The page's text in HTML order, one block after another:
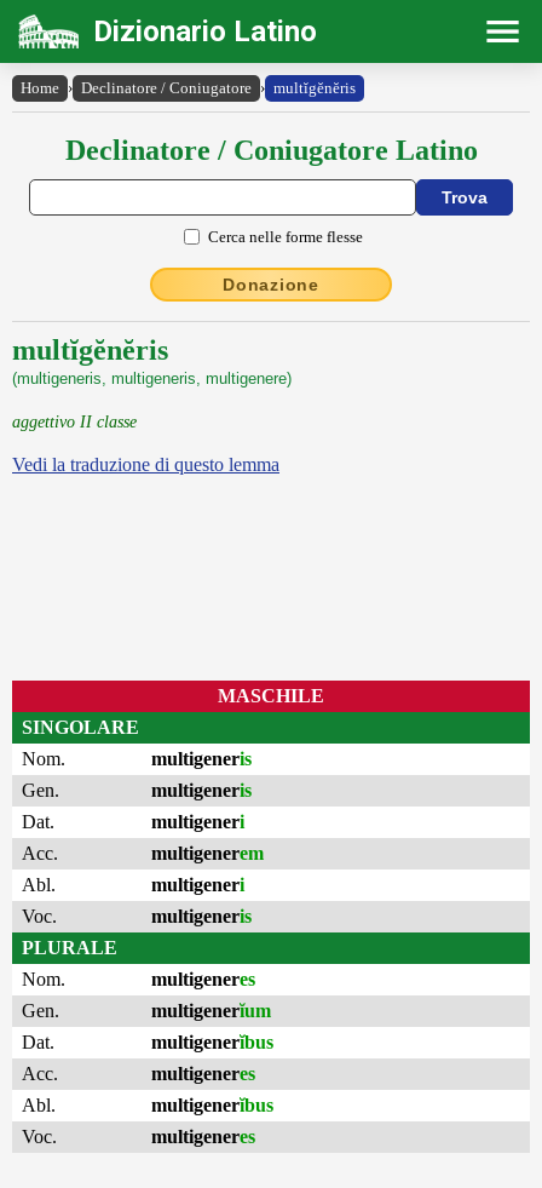
Dizionario Latino
Home › Declinatore / Coniugatore › multĭgĕnĕris
Declinatore / Coniugatore Latino
Cerca nelle forme flesse
Donazione
multĭgĕnĕris
(multigeneris, multigeneris, multigenere)
aggettivo II classe
Vedi la traduzione di questo lemma
MASCHILE
SINGOLARE
Nom.
multigeneris
Gen.
multigeneris
Dat.
multigeneri
Acc.
multigenerem
Abl.
multigeneri
Voc.
multigeneris
PLURALE
Nom.
multigeneres
Gen.
multigenerĭum
Dat.
multigenerĭbus
Acc.
multigeneres
Abl.
multigenerĭbus
Voc.
multigeneres